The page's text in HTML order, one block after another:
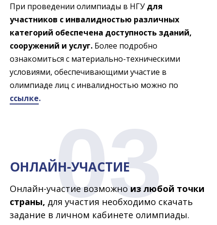
При проведении олимпиады в НГУ для
участников с инвалидностью различных
категорий обеспечена доступность зданий,
сооружений и услуг. Более подробно
ознакомиться с материально-техническими
условиями, обеспечивающими участие в
олимпиаде лиц с инвалидностью можно по
ссылке.
ОНЛАЙН-УЧАСТИЕ
Онлайн-участие возможноиз любой точки
страны, для участия необходимо скачать
задание в личном кабинете олимпиады.
03